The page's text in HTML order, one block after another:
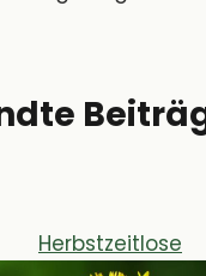
Herbstzeitlose